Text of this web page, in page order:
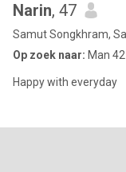
Narin, 47
Samut Songkhram,
Op zoek naar: Man 42
Happy with everyday